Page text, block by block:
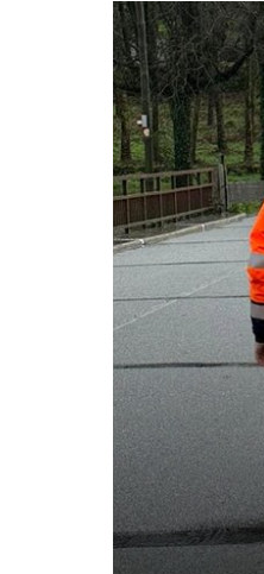
Guimarães